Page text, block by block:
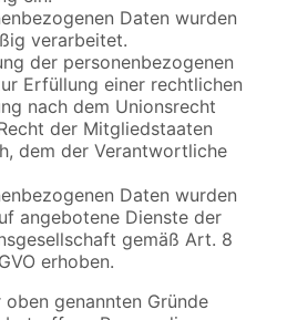
Daten wurden
verarbeitet.
der personenbezogenen
Erfüllung einer rechtlichen
nach dem Unionsrecht
der Mitgliedstaaten
dem der Verantwortliche
Daten wurden
angebotene Dienste der
gemäß Art. 8
erhoben.
genannten Gründe